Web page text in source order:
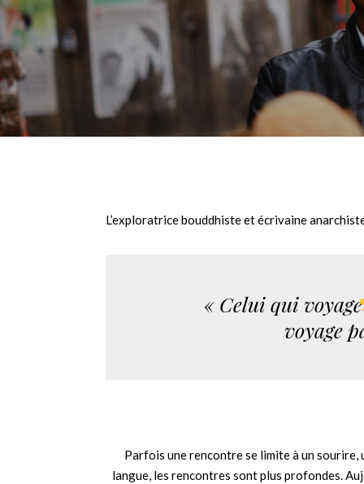
L’exploratrice bouddhiste et écrivaine
« Celui qui
voyage
Parfois une rencontre se limite à un sourire,
langue, les rencontres sont plus profondes.